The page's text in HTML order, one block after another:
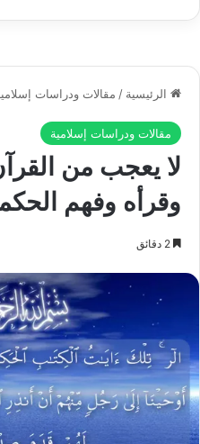
تقوى على رؤية الشصّ المختبئ
وهكذا فالبعيد الغافل لا يرى من
المنطوية عليه، ولو أنه عَلِمَ
على خالقه حتى استنار قلبه
الإلۤهي لنفسه حقائق الأشياء،
بشهواتها من الجحيم والنار
الْيَقِينِ ، لَتَرَوُنَّ الْجَحِيمَ)